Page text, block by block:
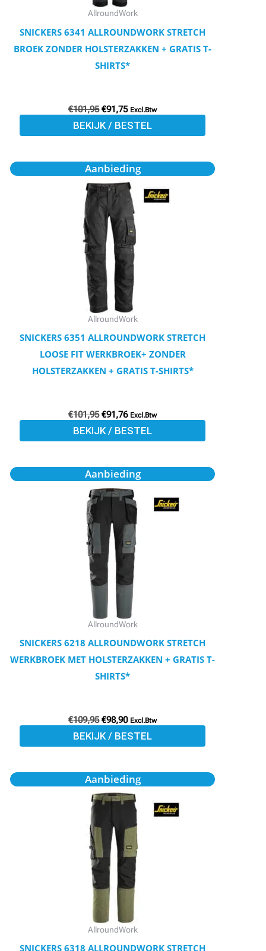
AllroundWork
SNICKERS 6341 ALLROUNDWORK STRETCH
BROEK ZONDER HOLSTERZAKKEN + GRATIS T-
SHIRTS*
€101,95 €91,75 Excl.Btw
BEKIJK / BESTEL
worden
productpagina
Aanbieding
AllroundWork
SNICKERS 6351 ALLROUNDWORK STRETCH
LOOSE FIT WERKBROEK+ ZONDER
HOLSTERZAKKEN + GRATIS T-SHIRTS*
€101,95
Oorspronkelijke
prijs
was:
€101,95.
€91,76
Huidige
prijs
is:
€91,76.
Excl.Btw
BEKIJK / BESTEL
Dit
product
heeft
meerdere
variaties.
Deze
optie
kan
gekozen
worden
Aanbieding
AllroundWork
SNICKERS 6218 ALLROUNDWORK STRETCH
WERKBROEK MET HOLSTERZAKKEN + GRATIS T-
SHIRTS*
€109,95
Oorspronkelijke
prijs
was:
€109,95.
€98,90
Huidige
prijs
is:
€98,90.
Excl.Btw
BEKIJK / BESTEL
Dit
product
heeft
meerdere
variaties.
Deze
optie
kan
gekozen
worden
productpagina
Aanbieding
AllroundWork
SNICKERS 6318 ALLROUNDWORK STRETCH
Oorspronkelijke
prijs
was:
€99,95.
Huidige
prijs
is:
€89,91.
Dit
product
heeft
meerdere
variaties.
Deze
optie
kan
gekozen
worden
op